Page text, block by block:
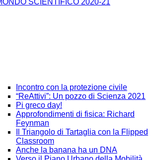
SCIENTIFICO 2020-21
Incontro con la protezione civile
“ReAttivi”: Un pozzo di Scienza 2021
Pi greco day!
Approfondimenti di fisica: Richard
Feynman
Il Triangolo di Tartaglia con la Flipped
Classroom
Anche la banana ha un DNA